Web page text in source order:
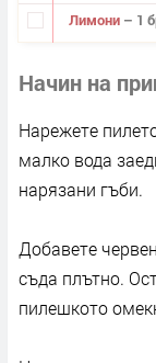
Лимони – 1
Начин на
Нарежете
малко вода
нарязани гъби.
Добавете
съда плътно.
пилешкото